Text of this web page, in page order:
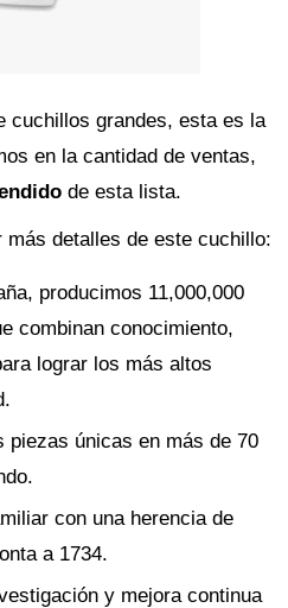
cuchillos grandes, esta es la
en la cantidad de ventas,
de esta lista.
más detalles de este cuchillo:
producimos 11,000,000
combinan conocimiento,
lograr los más altos
piezas únicas en más de 70
con una herencia de
a 1734.
y mejora continua